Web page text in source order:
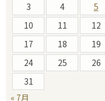
3
4 5
10
11 12
17
18 19
24
25 26
31
« 7月